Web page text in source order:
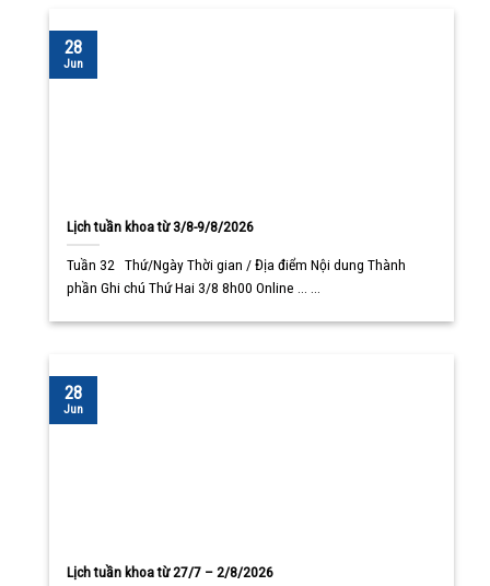
Lịch tuần khoa từ 3/8-9/8/2026
Tuần 32 Thứ/Ngày Thời gian / Địa điểm Nội dung Thành
phần Ghi chú Thứ Hai 3/8 8h00 Online ... ...
28
Jun
Lịch tuần khoa từ 27/7 – 2/8/2026
28
Jun